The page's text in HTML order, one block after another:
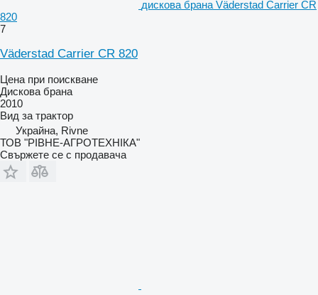
дискова брана Väderstad Carrier CR
820
7
Väderstad Carrier CR 820
Цена при поискване
Дискова брана
2010
Вид за трактор
Украйна, Rivne
ТОВ "РІВНЕ-АГРОТЕХНІКА"
Свържете се с продавача